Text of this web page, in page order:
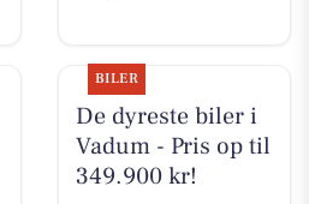
BILER
De dyreste biler i
Vadum - Pris op til
349.900 kr!